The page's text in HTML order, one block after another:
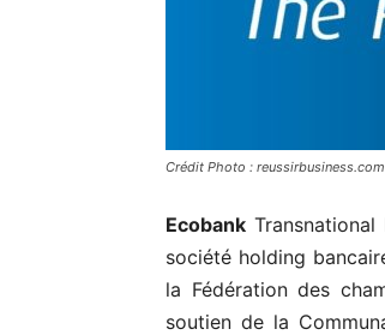
Crédit Photo : reussirbusiness.com
Ecobank
société holding
la Fédération des
soutien de la